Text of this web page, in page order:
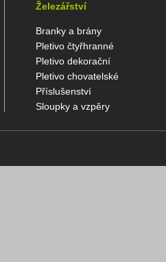
Železářství
Branky a brány
Pletivo čtyřhranné
Pletivo dekorační
Pletivo chovatelské
Příslušenství
Sloupky a vzpěry